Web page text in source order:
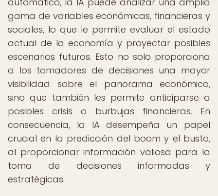
gama de variables económicas, financieras y
sociales, lo que le permite evaluar el estado
actual de la economía y proyectar posibles
escenarios futuros. Esto no solo proporciona
a los tomadores de decisiones una mayor
visibilidad sobre el panorama económico,
sino que también les permite anticiparse a
posibles crisis o burbujas financieras. En
consecuencia, la IA desempeña un papel
crucial en la predicción del boom y el busto,
al proporcionar información valiosa para la
toma de decisiones informadas y
estratégicas.